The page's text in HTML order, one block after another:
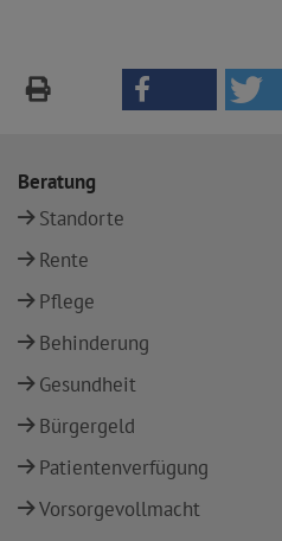
Beratung
Standorte
Rente
Pflege
Behinderung
Gesundheit
Bürgergeld
Patientenverfügung
Vorsorgevollmacht